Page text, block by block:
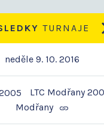
TURNAJE
neděle 9. 10. 2016
LTC Modřany
Modřany